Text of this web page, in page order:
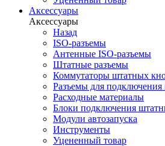
Аксессуары
Аксессуары
Назад
ISO-разъемы
Антенные ISO-разъемы
Штатные разъемы
Коммутаторы штатных
Разъемы для подключения
Расходные материалы
Блоки подключения
Модули автозапуска
Инструменты
Уцененный товар